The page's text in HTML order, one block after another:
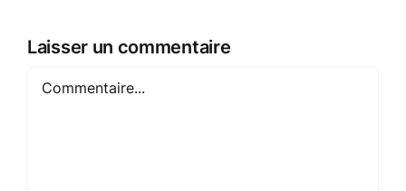
Laisser un commentaire
Commentaire